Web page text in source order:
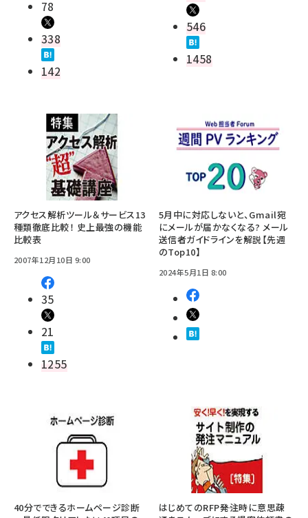
78
338
142
546
1458
アクセス解析ツール＆サービス13
種類徹底比較！ 史上最強の機能
比較表
2007年12月10日 9:00
35
21
1255
5月中に対応しないと、Gmail宛
にメールが届かなくなる? メール
送信者ガイドラインを解説【先週
のTop10】
2024年5月1日 8:00
40分でできるホームページ診断
はじめてのRFP――発注時に意思疎